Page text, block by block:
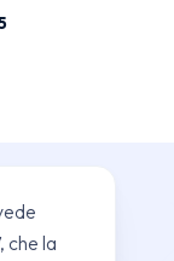
che la